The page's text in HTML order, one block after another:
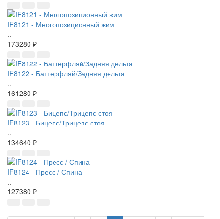
IF8121 - Многопозиционный жим
..
173280 ₽
IF8122 - Баттерфляй/Задняя дельта
..
161280 ₽
IF8123 - Бицепс/Трицепс стоя
..
134640 ₽
IF8124 - Пресс / Спина
..
127380 ₽